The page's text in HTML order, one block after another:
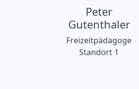
Peter
Gutenthaler
Freizeitpädagoge
Standort 1